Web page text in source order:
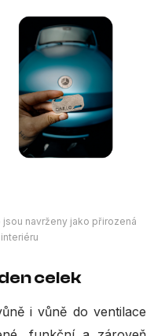
navrženy jako přirozená
celek
i vůně do ventilace